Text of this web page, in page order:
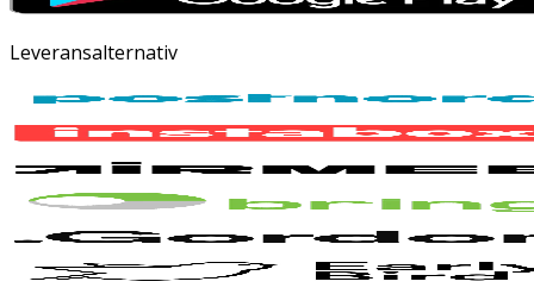
Leveransalternativ